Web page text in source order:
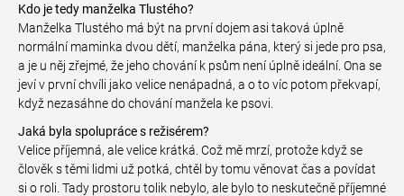
Kdo je tedy manželka Tlustého?
Manželka Tlustého má být na první dojem asi taková úplně
normální maminka dvou dětí, manželka pána, který si jede pro psa,
a je u něj zřejmé, že jeho chování k psům není úplně ideální. Ona se
jeví v první chvíli jako velice nenápadná, a o to víc potom překvapí,
když nezasáhne do chování manžela ke psovi.
Jaká byla spolupráce s režisérem?
Velice příjemná, ale velice krátká. Což mě mrzí, protože když se
člověk s těmi lidmi už potká, chtěl by tomu věnovat čas a povídat
si o roli. Tady prostoru tolik nebylo, ale bylo to neskutečně příjemné